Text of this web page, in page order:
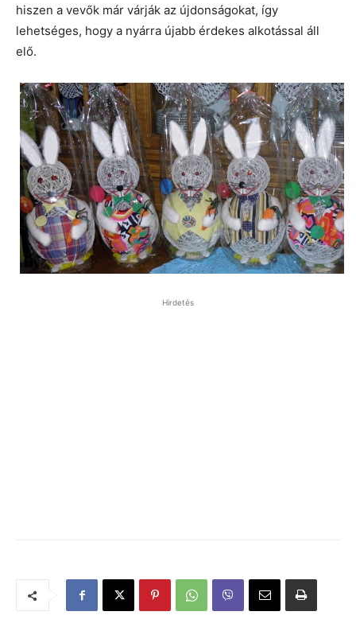
hiszen a vevők már várják az újdonságokat, így
lehetséges, hogy a nyárra újabb érdekes alkotással áll
elő.
Hirdetés